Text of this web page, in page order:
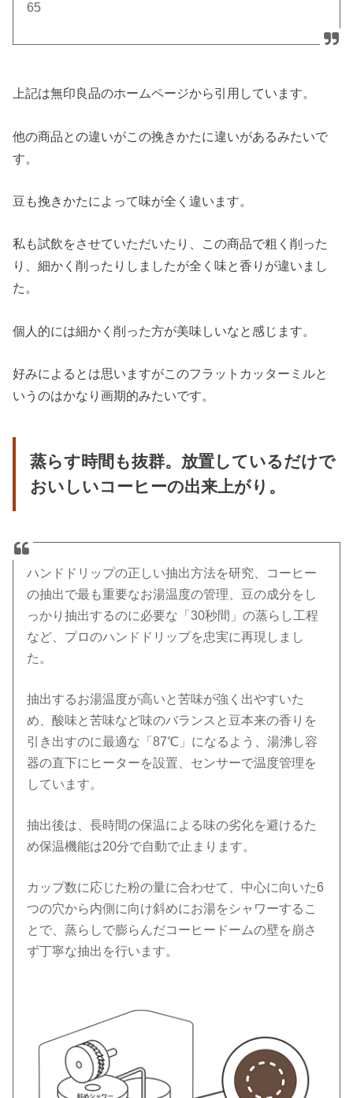
65
上記は無印良品のホームページから引用しています。
他の商品との違いがこの挽きかたに違いがあるみたいで
す。
豆も挽きかたによって味が全く違います。
私も試飲をさせていただいたり、この商品で粗く削った
り、細かく削ったりしましたが全く味と香りが違いまし
た。
個人的には細かく削った方が美味しいなと感じます。
好みによるとは思いますがこのフラットカッターミルと
いうのはかなり画期的みたいです。
蒸らす時間も抜群。放置しているだけで
おいしいコーヒーの出来上がり。
ハンドドリップの正しい抽出方法を研究、コーヒー
の抽出で最も重要なお湯温度の管理、豆の成分をし
っかり抽出するのに必要な「30秒間」の蒸らし工程
など、プロのハンドドリップを忠実に再現しまし
た。
抽出するお湯温度が高いと苦味が強く出やすいた
め、酸味と苦味など味のバランスと豆本来の香りを
引き出すのに最適な「87℃」になるよう、湯沸し容
器の直下にヒーターを設置、センサーで温度管理を
しています。
抽出後は、長時間の保温による味の劣化を避けるた
め保温機能は20分で自動で止まります。
カップ数に応じた粉の量に合わせて、中心に向いた6
つの穴から内側に向け斜めにお湯をシャワーするこ
とで、蒸らしで膨らんだコーヒードームの壁を崩さ
ず丁寧な抽出を行います。